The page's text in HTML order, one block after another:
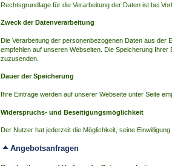
Rechtsgrundlage für die Verarbeitung der Daten ist bei
Zweck der Datenverarbeitung
Die Verarbeitung der personenbezogenen Daten aus der
empfehlen auf unseren Webseiten. Die Speicherung
zuzusenden.
Dauer der Speicherung
Ihre Einträge werden auf unserer Webseite unter Seite
Widerspruchs- und Beseitigungsmöglichkeit
Der Nutzer hat jederzeit die Möglichkeit, seine
Angebotsanfragen